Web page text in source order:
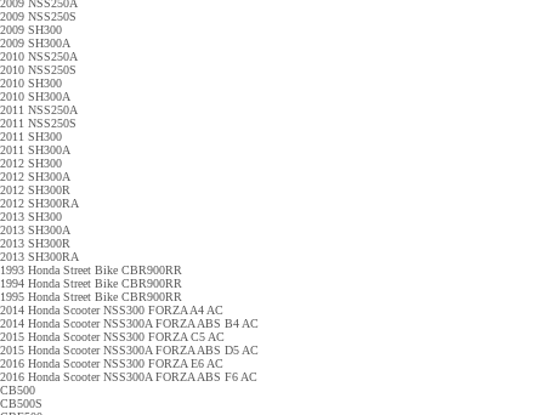
2009 NSS250A
2009 NSS250S
2009 SH300
2009 SH300A
2010 NSS250A
2010 NSS250S
2010 SH300
2010 SH300A
2011 NSS250A
2011 NSS250S
2011 SH300
2011 SH300A
2012 SH300
2012 SH300A
2012 SH300R
2012 SH300RA
2013 SH300
2013 SH300A
2013 SH300R
2013 SH300RA
1993 Honda Street Bike CBR900RR
1994 Honda Street Bike CBR900RR
1995 Honda Street Bike CBR900RR
2014 Honda Scooter NSS300 FORZA A4 AC
2014 Honda Scooter NSS300A FORZA ABS B4 AC
2015 Honda Scooter NSS300 FORZA C5 AC
2015 Honda Scooter NSS300A FORZA ABS D5 AC
2016 Honda Scooter NSS300 FORZA E6 AC
2016 Honda Scooter NSS300A FORZA ABS F6 AC
CB500
CB500S